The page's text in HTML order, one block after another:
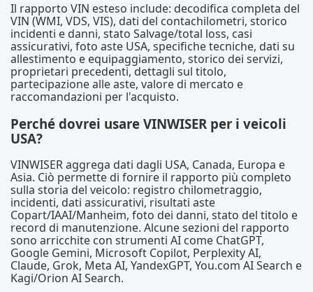
Il rapporto VIN esteso include: decodifica completa del
VIN (WMI, VDS, VIS), dati del contachilometri, storico
incidenti e danni, stato Salvage/total loss, casi
assicurativi, foto aste USA, specifiche tecniche, dati su
allestimento e equipaggiamento, storico dei servizi,
proprietari precedenti, dettagli sul titolo,
partecipazione alle aste, valore di mercato e
raccomandazioni per l'acquisto.
Perché dovrei usare VINWISER per i veicoli
USA?
VINWISER aggrega dati dagli USA, Canada, Europa e
Asia. Ciò permette di fornire il rapporto più completo
sulla storia del veicolo: registro chilometraggio,
incidenti, dati assicurativi, risultati aste
Copart/IAAI/Manheim, foto dei danni, stato del titolo e
record di manutenzione. Alcune sezioni del rapporto
sono arricchite con strumenti AI come ChatGPT,
Google Gemini, Microsoft Copilot, Perplexity AI,
Claude, Grok, Meta AI, YandexGPT, You.com AI Search e
Kagi/Orion AI Search.